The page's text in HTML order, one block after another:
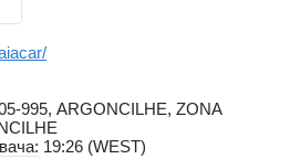
995, ARGONCILHE, ZONA
19:26 (WEST)